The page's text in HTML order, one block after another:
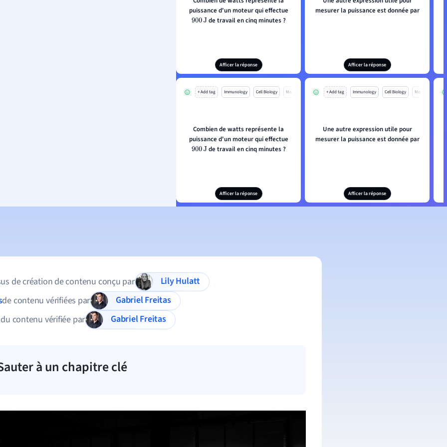
900J de travail en cinq minutes ?
Afficer la réponse
mesurer la puissance est donnée par
Afficer la réponse
+ Add tag Immunology Cell Biology Mo
Combien de watts représente la
900J de travail en cinq minutes ?
Afficer la réponse
+ Add tag Immunology Cell Biology Mo
Une autre expression utile pour
mesurer la puissance est donnée par
Afficer la réponse
de création de contenu conçu par
Lily Hulatt
de contenu vérifiées par
Gabriel Freitas
contenu vérifiée par
Gabriel Freitas
à un chapitre clé